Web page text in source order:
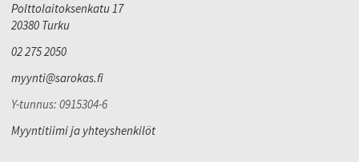
Polttolaitoksenkatu 17
20380 Turku
02 275 2050
myynti@sarokas.fi
Y-tunnus: 0915304-6
Myyntitiimi ja yhteyshenkilöt